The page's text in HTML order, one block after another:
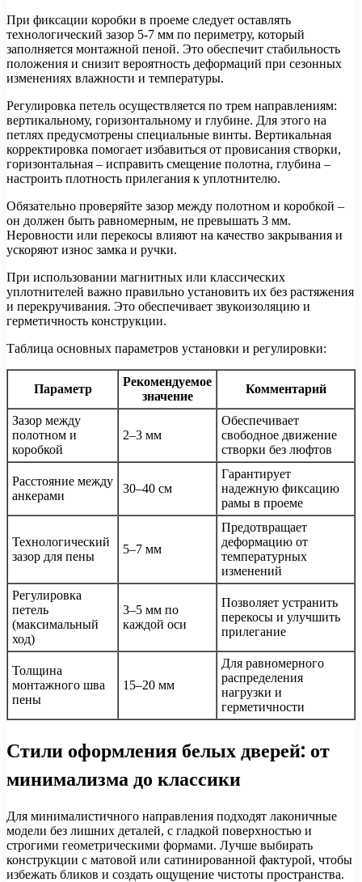
При фиксации коробки в проеме следует оставлять
технологический зазор 5-7 мм по периметру, который
заполняется монтажной пеной. Это обеспечит стабильность
положения и снизит вероятность деформаций при сезонных
изменениях влажности и температуры.
Регулировка петель осуществляется по трем направлениям:
вертикальному, горизонтальному и глубине. Для этого на
петлях предусмотрены специальные винты. Вертикальная
корректировка помогает избавиться от провисания створки,
горизонтальная – исправить смещение полотна, глубина –
настроить плотность прилегания к уплотнителю.
Обязательно проверяйте зазор между полотном и коробкой –
он должен быть равномерным, не превышать 3 мм.
Неровности или перекосы влияют на качество закрывания и
ускоряют износ замка и ручки.
При использовании магнитных или классических
уплотнителей важно правильно установить их без растяжения
и перекручивания. Это обеспечивает звукоизоляцию и
герметичность конструкции.
Таблица основных параметров установки и регулировки:
Параметр
Рекомендуемое
значение
Комментарий
Зазор между
полотном и
коробкой
2–3 мм
Обеспечивает
свободное движение
створки без люфтов
Расстояние между
анкерами
30–40 см
Гарантирует
надежную фиксацию
рамы в проеме
Технологический
зазор для пены
5–7 мм
Предотвращает
деформацию от
температурных
изменений
Регулировка
петель
(максимальный
ход)
3–5 мм по
каждой оси
Позволяет устранить
перекосы и улучшить
прилегание
Толщина
монтажного шва
пены
15–20 мм
Для равномерного
распределения
нагрузки и
герметичности
Стили оформления белых дверей: от
минимализма до классики
Для минималистичного направления подходят лаконичные
модели без лишних деталей, с гладкой поверхностью и
строгими геометрическими формами. Лучше выбирать
конструкции с матовой или сатинированной фактурой, чтобы
избежать бликов и создать ощущение чистоты пространства.